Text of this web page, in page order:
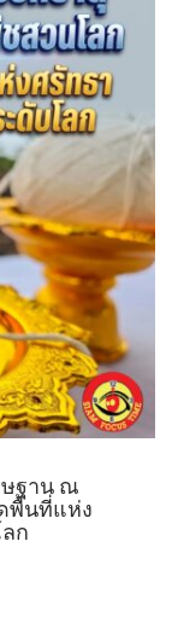
ษฐาน ณ
พื้นที่แห่ง
ก